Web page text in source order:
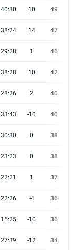
40:30 10 49
38:24 14 47
29:28 1 46
38:28 10 42
28:26 2 40
33:43 -10 40
30:30 0 38
23:23 0 38
22:21 1 37
22:26 -4 36
15:25 -10 36
27:39 -12 34